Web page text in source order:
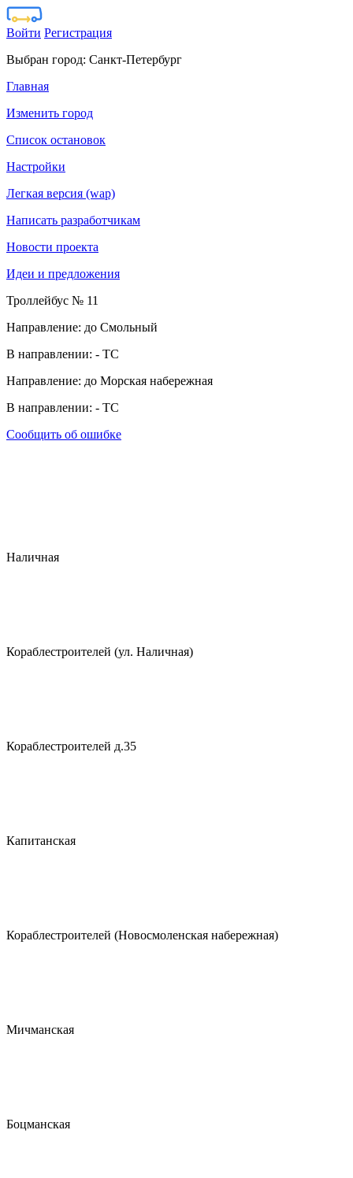
Войти Регистрация
Выбран город: Санкт-Петербург
Главная
Изменить город
Список остановок
Настройки
Легкая версия (wap)
Написать разработчикам
Новости проекта
Идеи и предложения
Троллейбус № 11
Направление: до Смольный
В направлении: - ТС
Направление: до Морская набережная
В направлении: - ТС
Сообщить об ошибке
Наличная
Кораблестроителей (ул. Наличная)
Кораблестроителей д.35
Капитанская
Кораблестроителей (Новосмоленская набережная)
Мичманская
Боцманская